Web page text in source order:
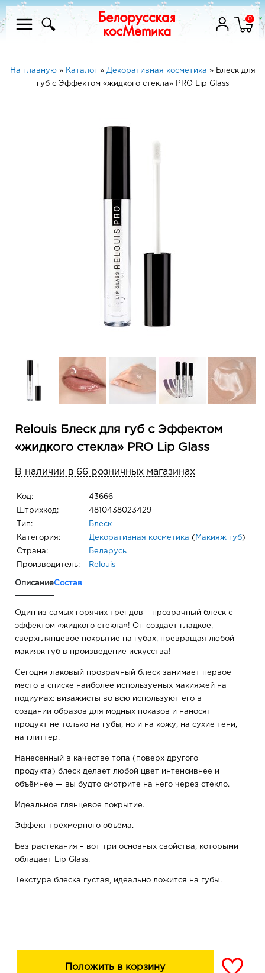
0
На главную» Каталог» Декоративная косметика » Блеск для
губ с Эффектом «жидкого стекла» PRO Lip Glass
Relouis Блеск для губ с Эффектом
«жидкого стекла» PRO Lip Glass
В наличии в 66 розничных магазинах
Код: 43666
Штрихкод: 4810438023429
Тип: Блеск
Категория: Декоративная косметика ( Макияж губ)
Страна: Беларусь
Производитель: Relouis
ОписаниеСостав
Один из самых горячих трендов – прозрачный блеск с
эффектом «жидкого стекла»! Он создает гладкое,
сверхглянцевое покрытие на губах, превращая любой
макияж губ в произведение искусства!
Сегодня лаковый прозрачный блеск занимает первое
место в списке наиболее используемых макияжей на
подиумах: визажисты во всю используют его в
создании образов для модных показов и наносят
продукт не только на губы, но и на кожу, на сухие тени,
на глиттер.
Нанесенный в качестве топа (поверх другого
продукта) блеск делает любой цвет интенсивнее и
объёмнее — вы будто смотрите на него через стекло.
Идеальное глянцевое покрытие.
Эффект трёхмерного объёма.
Без растекания – вот три основных свойства, которыми
обладает Lip Glass.
Текстура блеска густая, идеально ложится на губы.
помадами, как верхнее покрытие, придавая им лаковый
Положить в корзину